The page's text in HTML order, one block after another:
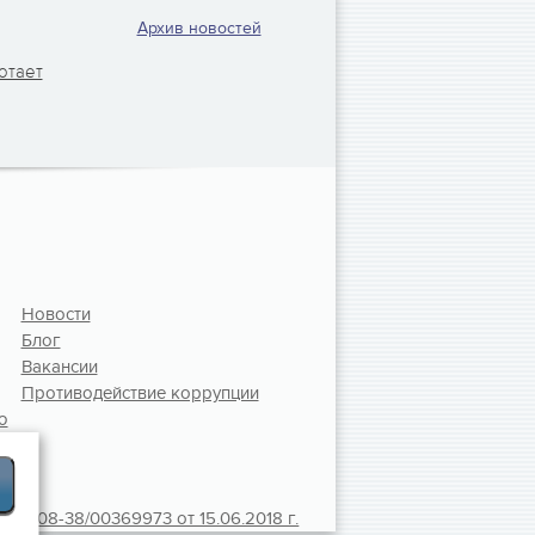
Архив новостей
Новости
Блог
Вакансии
Противодействие коррупции
38/00369973 от 15.06.2018 г.